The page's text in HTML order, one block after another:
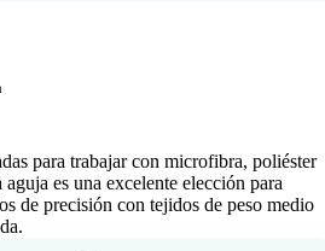
para trabajar con microfibra, poliéster
es una excelente elección para
de precisión con tejidos de peso medio